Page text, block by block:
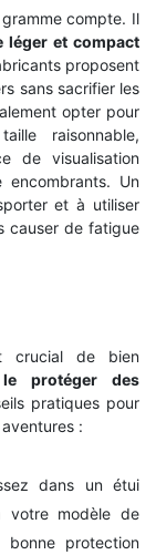
compte. Il
léger et compact
proposent
sans sacrifier les
opter pour
raisonnable,
de visualisation
Un
et à utiliser
causer de fatigue
crucial de bien
protéger des
pratiques pour
:
dans un étui
votre modèle de
bonne protection